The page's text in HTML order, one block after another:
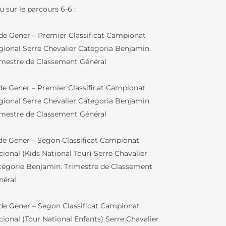
/ CDI
LFB
DE
– GREC
sur le parcours 6-6 :
Gener – Premier Classificat Campionat
Serre Chevalier Categoria Benjamin.
de Classement Général
Gener – Premier Classificat Campionat
Serre Chevalier Categoria Benjamin.
de Classement Général
Gener – Segon Classificat Campionat
(Kids National Tour) Serre Chavalier
Benjamin. Trimestre de Classement
Gener – Segon Classificat Campionat
(Tour National Enfants) Serre Chavalier